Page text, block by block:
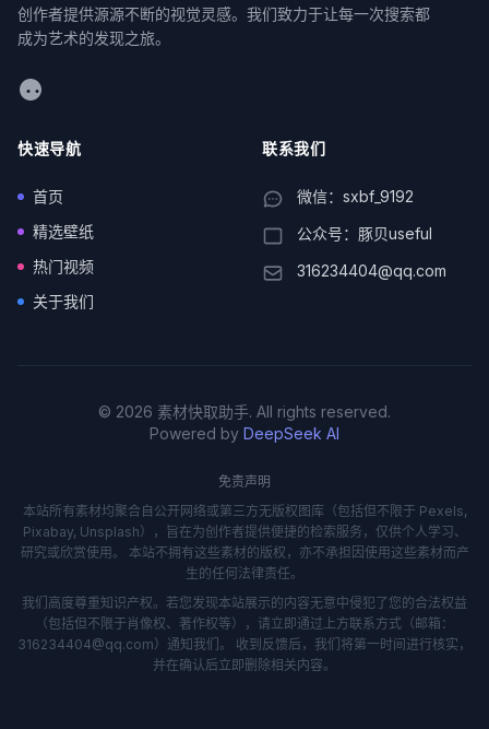
创作者提供源源不断的视觉灵感。我们致力于让每一次搜索都
成为艺术的发现之旅。
WeChat
快速导航
首页
精选壁纸
热门视频
关于我们
联系我们
微信：sxbf_9192
公众号：豚贝useful
316234404@qq.com
© 2026 素材快取助手. All rights reserved.
Powered by DeepSeek AI
免责声明
本站所有素材均聚合自公开网络或第三方无版权图库（包括但不限于 Pexels,
Pixabay, Unsplash），旨在为创作者提供便捷的检索服务，仅供个人学习、
研究或欣赏使用。 本站不拥有这些素材的版权，亦不承担因使用这些素材而产
生的任何法律责任。
我们高度尊重知识产权。若您发现本站展示的内容无意中侵犯了您的合法权益
（包括但不限于肖像权、著作权等），请立即通过上方联系方式（邮箱：
316234404@qq.com）通知我们。 收到反馈后，我们将第一时间进行核实，
并在确认后立即删除相关内容。